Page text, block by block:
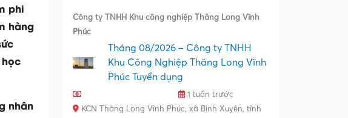
phi
hàng
nhân
Công ty TNHH Khu công nghiệp Thăng Long Vĩnh
Phúc
Tháng 08/2026 – Công ty TNHH
Khu Công Nghiệp Thăng Long Vĩnh
Phúc Tuyển dụng
1 tuần trước
KCN Thăng Long Vĩnh Phúc, xã Bình Xuyên, tỉnh